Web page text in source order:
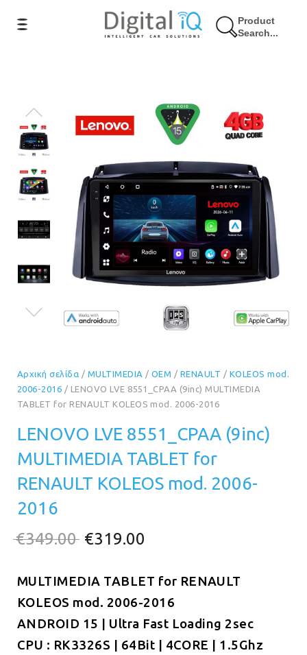
Product
Search...
9% Έκπτωση
Αρχική σελίδα / MULTIMEDIA / OEM / RENAULT / KOLEOS mod.
2006-2016 / LENOVO LVE 8551_CPAA (9inc) MULTIMEDIA
TABLET for RENAULT KOLEOS mod. 2006-2016
LENOVO LVE 8551_CPAA (9inc)
MULTIMEDIA TABLET for
RENAULT KOLEOS mod. 2006-
2016
€349.00 Original
was:
€349.00.
€319.00
τιμή
είναι:
€319.00.
MULTIMEDIA TABLET for RENAULT
KOLEOS mod. 2006-2016
ANDROID 15 | Ultra Fast Loading 2sec
CPU : RK3326S | 64Bit | 4CORE | 1.5Ghz